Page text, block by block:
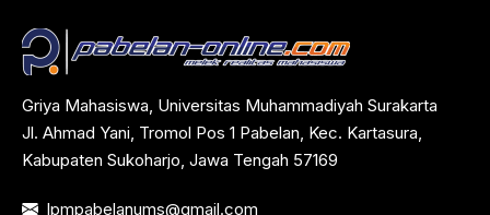
Griya Mahasiswa, Universitas Muhammadiyah Surakarta
Jl. Ahmad Yani, Tromol Pos 1 Pabelan, Kec. Kartasura,
Kabupaten Sukoharjo, Jawa Tengah 57169
lpmpabelanums@gmail.com